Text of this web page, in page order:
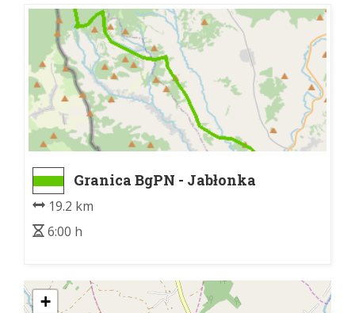
Granica BgPN - Jabłonka
19.2 km
6:00 h
+